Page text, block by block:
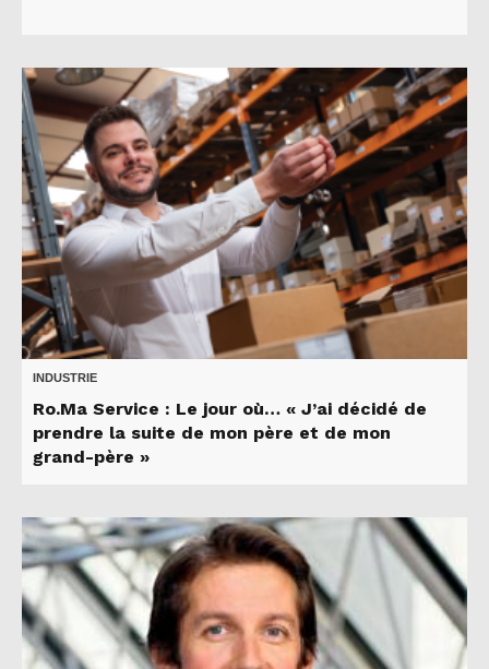
INDUSTRIE
Ro.Ma Service : Le jour où… « J’ai décidé de
prendre la suite de mon père et de mon
grand-père »